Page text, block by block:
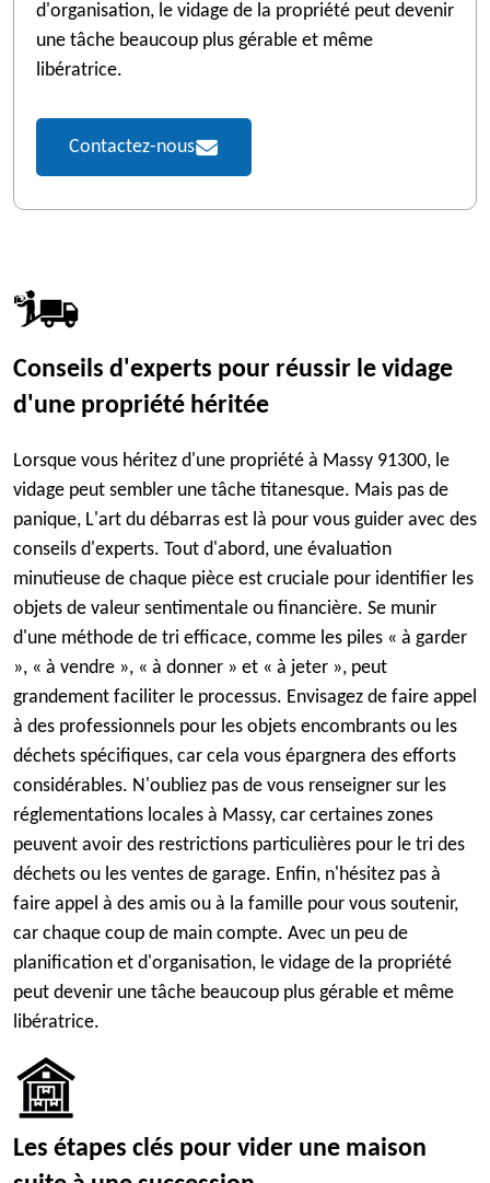
d'organisation, le vidage de la propriété peut devenir
une tâche beaucoup plus gérable et même
libératrice.
Contactez-nous
Conseils d'experts pour réussir le vidage
d'une propriété héritée
Lorsque vous héritez d'une propriété à Massy 91300, le
vidage peut sembler une tâche titanesque. Mais pas de
panique, L'art du débarras est là pour vous guider avec des
conseils d'experts. Tout d'abord, une évaluation
minutieuse de chaque pièce est cruciale pour identifier les
objets de valeur sentimentale ou financière. Se munir
d'une méthode de tri efficace, comme les piles « à garder
», « à vendre », « à donner » et « à jeter », peut
grandement faciliter le processus. Envisagez de faire appel
à des professionnels pour les objets encombrants ou les
déchets spécifiques, car cela vous épargnera des efforts
considérables. N'oubliez pas de vous renseigner sur les
réglementations locales à Massy, car certaines zones
peuvent avoir des restrictions particulières pour le tri des
déchets ou les ventes de garage. Enfin, n'hésitez pas à
faire appel à des amis ou à la famille pour vous soutenir,
car chaque coup de main compte. Avec un peu de
planification et d'organisation, le vidage de la propriété
peut devenir une tâche beaucoup plus gérable et même
libératrice.
Les étapes clés pour vider une maison